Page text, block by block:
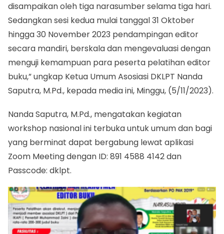
disampaikan oleh tiga narasumber selama tiga hari.
Sedangkan sesi kedua mulai tanggal 31 Oktober
hingga 30 November 2023 pendampingan editor
secara mandiri, berskala dan mengevaluasi dengan
menguji kemampuan para peserta pelatihan editor
buku,” ungkap Ketua Umum Asosiasi DKLPT Nanda
Saputra, M.Pd., kepada media ini, Minggu, (5/11/2023).
Nanda Saputra, M.Pd., mengatakan kegiatan
workshop nasional ini terbuka untuk umum dan bagi
yang berminat dapat bergabung lewat aplikasi
Zoom Meeting dengan ID: 891 4588 4142 dan
Passcode: dklpt.